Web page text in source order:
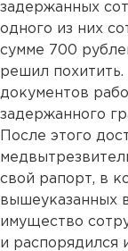
задержанных
одного из них
сумме 700
решил
документов
задержанного
После этого
свой рапорт, в
вышеуказанных
имущество
и распорядился